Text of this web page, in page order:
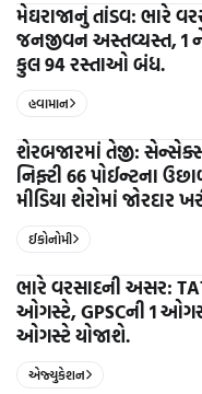
મેઘરાજાનું તાંડવ: ભારે
જનજીવન અસ્તવ્યસ્ત, 1
કુલ 94 રસ્તાઓ બંધ.
હવામાન
શેરબજારમાં તેજી:
નિફ્ટી 66 પોઈન્ટના
મીડિયા શેરોમાં જોરદાર
ઈકોનોમી
ભારે વરસાદની અસર:
ઓગસ્ટે, GPSCની 1
ઓગસ્ટે યોજાશે.
એજ્યુકેશન